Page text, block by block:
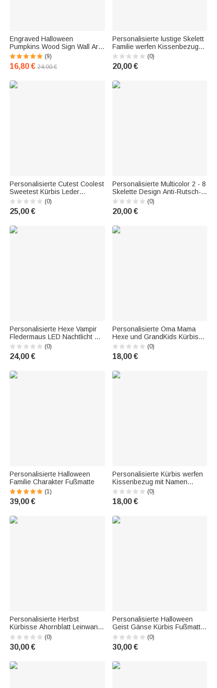
Engraved Halloween
Pumpkins Wood Sign Wall Art
Decor
(9)
16,80 € 24,00 €
Personalisierte lustige Skelett
Familie werfen Kissenbezug
mit 2-8 Namen Home Decor
Halloween Geburtstag
Geschenk für Familie
(0)
20,00 €
Personalisierte Cutest Coolest
Sweetest Kürbis Leder
Fotorahmen mit Namen für
Wand oder Tisch Display
Halloween Geburtstag
(0)
25,00 €
Personalisierte Multicolor 2 - 8
Skelette Design Anti-Rutsch-
Fußmatte mit Namen und Text
Halloween Home Decor
Geschenk für Familie
(0)
20,00 €
Personalisierte Hexe Vampir
Fledermaus LED Nachtlicht mit
7 Farben Licht hölzerne Basis
Home Decor Halloween
Geschenk für Familie
(0)
24,00 €
Personalisierte Oma Mama
Hexe und GrandKids Kürbisse
Vampir Acryl Plaque mit 1-6
Namen Halloween Geschenk
für Mama Familie
(0)
18,00 €
Personalisierte Halloween
Familie Charakter Fußmatte
(1)
39,00 €
Personalisierte Kürbis werfen
Kissenbezug mit Namen
Geburtstag Home Decor
Geschenk für Familie
(0)
18,00 €
Personalisierte Herbst
Kürbisse Ahornblatt Leinwand
Foto Malerei mit Text
Wanddekoration Halloween
Geschenk für Familie Kinder
(0)
30,00 €
Personalisierte Halloween
Geist Gänse Kürbis Fußmatte
mit Familienname Halloween
Geschenk für Familie Freund
Bauernhof Haus Küche Boden
(0)
30,00 €